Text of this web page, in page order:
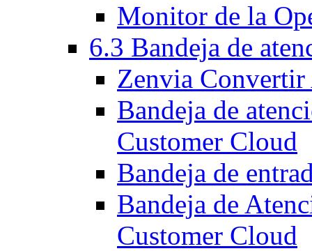
Monitor de la
6.3 Bandeja de
Zenvia Convertir
Bandeja de
Customer Cloud
Bandeja de
Bandeja de
Customer Cloud